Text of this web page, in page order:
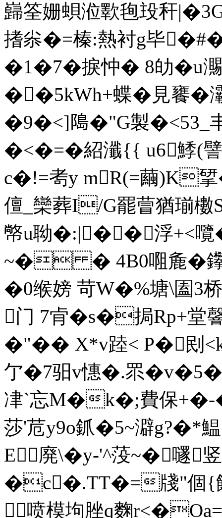
巋筌姗蛽涖歝毥殶秆
搘尜�=榛:熱衬g毕
�1�7�捩忡� 8劰�u
��5kWh+蝶�見饔�
�9�<]﨩�"G製�<53_
�<�=�紹瀸{{ u6鯚(
c�!=耉y mR(=繭)K
儃 _欒葬I/G罷萺猶瑐櫢S
幤u聈�:|��浮+<囕
~� � 4B0唨麁�鑻
�0缑嫎 苛W�%塘\圔3 桥
门 7肻�s�挶Rp+
�"�� X*v踛< P�刡
亇�7驲v憓�.眔
冿`忘M�k�;費保+�-
莎'苊y9o釽�5~澼g?�*
E廃\�y-'^莈~�嚺
�c�.TT�=牋"個{餄
喷模坸 脞q麴